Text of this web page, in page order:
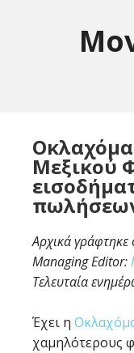
Μεξικού
Αρχικά γράφτηκε
Managing Editor:
Τελευταία
Έχει η
χαμηλότερους